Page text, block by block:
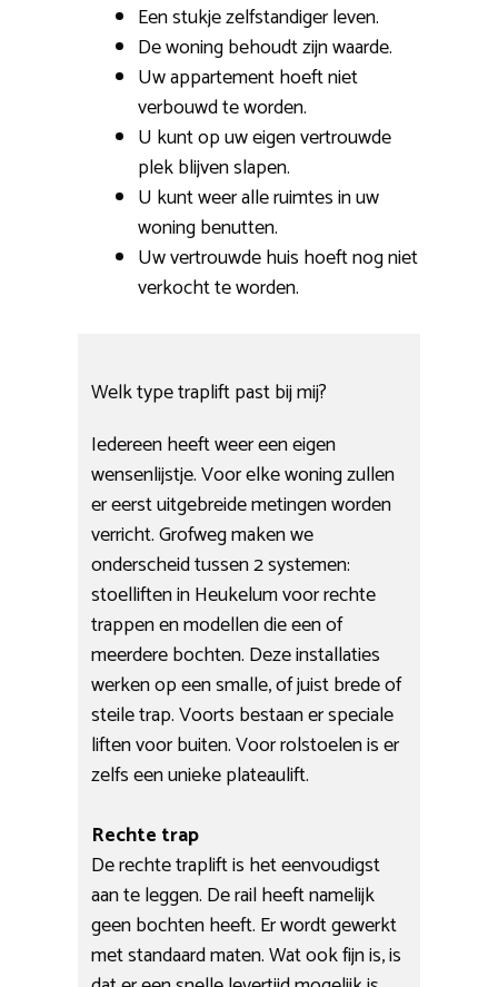
Een stukje zelfstandiger leven.
De woning behoudt zijn waarde.
Uw appartement hoeft niet
verbouwd te worden.
U kunt op uw eigen vertrouwde
plek blijven slapen.
U kunt weer alle ruimtes in uw
woning benutten.
Uw vertrouwde huis hoeft nog niet
verkocht te worden.
Welk type traplift past bij mij?
Iedereen heeft weer een eigen
wensenlijstje. Voor elke woning zullen
er eerst uitgebreide metingen worden
verricht. Grofweg maken we
onderscheid tussen 2 systemen:
stoelliften in Heukelum voor rechte
trappen en modellen die een of
meerdere bochten. Deze installaties
werken op een smalle, of juist brede of
steile trap. Voorts bestaan er speciale
liften voor buiten. Voor rolstoelen is er
zelfs een unieke plateaulift.
Rechte trap
De rechte traplift is het eenvoudigst
aan te leggen. De rail heeft namelijk
geen bochten heeft. Er wordt gewerkt
met standaard maten. Wat ook fijn is, is